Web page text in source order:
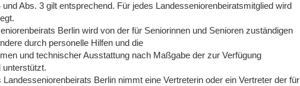
Abs. 3 gilt entsprechend. Für jedes Landesseniorenbeiratsmitglied wird
Berlin wird von der für Seniorinnen und Senioren zuständigen
durch personelle Hilfen und die
und technischer Ausstattung nach Maßgabe der zur Verfügung
unterstützt.
Landesseniorenbeirats Berlin nimmt eine Vertreterin oder ein Vertreter der für